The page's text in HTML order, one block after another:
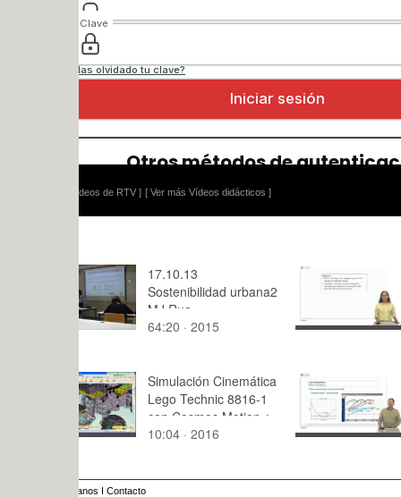
[ Ver más Vídeos didácticos ]
17.10.13
Sostenibilidad urbana2
MJ.Rua
64:20 · 2015
Integrales
funciones
10:59 ·
Simulación Cinemática
Lego Technic 8816-1
con Cosmos Motion ¿
4 de 8
10:04 · 2016
Ancho de
2:53 · 2019